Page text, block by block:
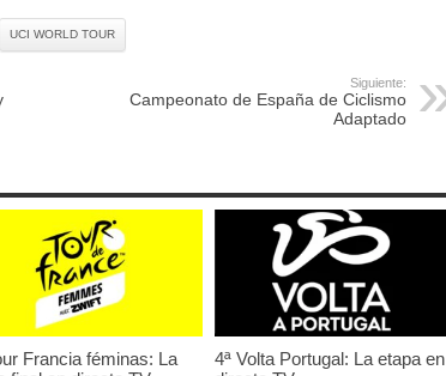
UCI WORLD TOUR
Siguiente:
Campeonato de España de Ciclismo
Adaptado
Francia féminas: La
4ª Volta Portugal: La etapa en